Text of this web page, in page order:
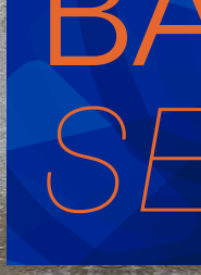
Vermietung
Über uns
Spenden